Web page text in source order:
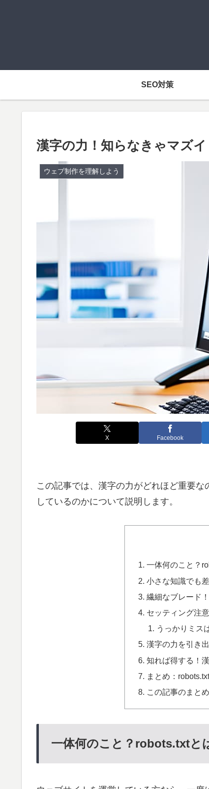
SEO対策
漢字の力！知らなきゃマズ
ウェブ制作を理解しよう
X Facebook
この記事では、漢字の力がどれほど重要
しているのかについて説明します。
一体何のこと？
小さな知識でも
繊細なブレード
セッティング注
うっかりミス
漢字の力を引き
知れば得する！
まとめ：
この記事のまとめ
一体何のこと？robots.txtと